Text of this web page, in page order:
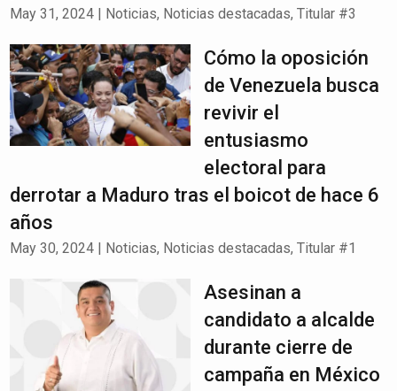
May 31, 2024 | Noticias, Noticias destacadas,Titular #3
Cómo la oposición
de Venezuela busca
revivir el
entusiasmo
electoral para
derrotar a Maduro tras el boicot de hace 6
años
May 30, 2024 | Noticias, Noticias destacadas,Titular #1
Asesinan a
candidato a alcalde
durante cierre de
campaña en México